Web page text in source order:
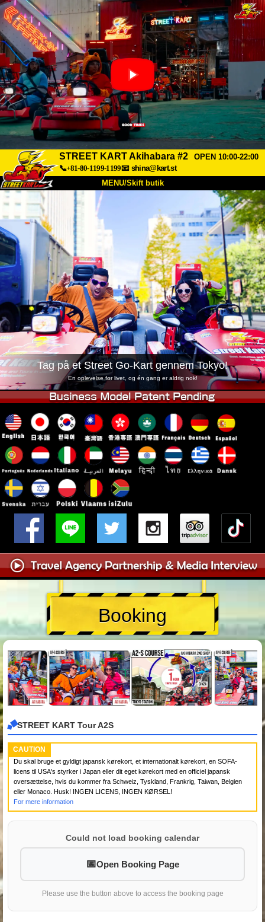
STREET KART Akihabara #2
OPEN 10:00-22:00
📞+81-80-1199-1199📧 shina@kart.st
MENU/Skift butik
Om Specifikationer Pris
Adgang Stemme FAQ
Virksomhed Booking
Skift butik
Tokyo Shinagawa Tokyo Akihabara#1
Tokyo Akihabara#2 Tokyo Shibuya
Tokyo Shibuya Annex Tokyo Bay
Tokyo Asakusa Osaka
Okinawa
Tag på et Street Go-Kart gennem Tokyo!
En oplevelse for livet, og én gang er aldrig nok!
Booking
STREET KART Tour A2S
CAUTION
Du skal bruge et gyldigt japansk kørekort, et internationalt kørekort, en SOFA-
licens til USA's styrker i Japan eller dit eget kørekort med en officiel japansk
oversættelse, hvis du kommer fra Schweiz, Tyskland, Frankrig, Taiwan, Belgien
eller Monaco. Husk! INGEN LICENS, INGEN KØRSEL!
For mere information
Could not load booking calendar
Open Booking Page
Please use the button above to access the booking page